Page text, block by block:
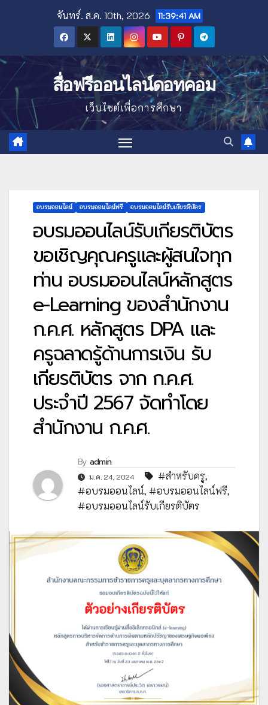
จันทร์. ส.ค. 10th, 2026 11:39:42 AM
สื่อฟรีออนไลน์ดอทคอม
เว็บไซต์เพื่อการศึกษา
อบรมออนไลน์ อบรมออนไลน์ฟรี อบรมออนไลน์รับเกียรติบัตร
อบรมออนไลน์รับเกียรติบัตร
ขอเชิญคุณครูและผู้สนใจทุก
ท่าน อบรมออนไลน์หลักสูตร
e-Learning ของสำนักงาน
ก.ค.ศ. หลักสูตร DPA และ
ครูฉลาดรู้ด้านการเงิน รับ
เกียรติบัตร จาก ก.ค.ศ.
ประจำปี 2567 จัดทำโดย
สำนักงาน ก.ค.ศ.
By admin
ม.ค. 24, 2024 #สำหรับครู,
#อบรมออนไลน์, #อบรมออนไลน์ฟรี,
#อบรมออนไลน์รับเกียรติบัตร